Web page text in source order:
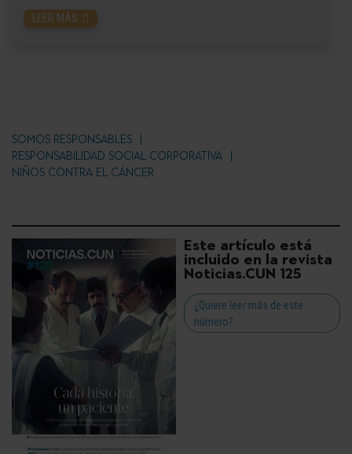
LEER MÁS
SOMOS RESPONSABLES
RESPONSABILIDAD SOCIAL CORPORATIVA
NIÑOS CONTRA EL CÁNCER
Este artículo está
incluido en la revista
Noticias.CUN 125
¿Quiere leer más de este
número?